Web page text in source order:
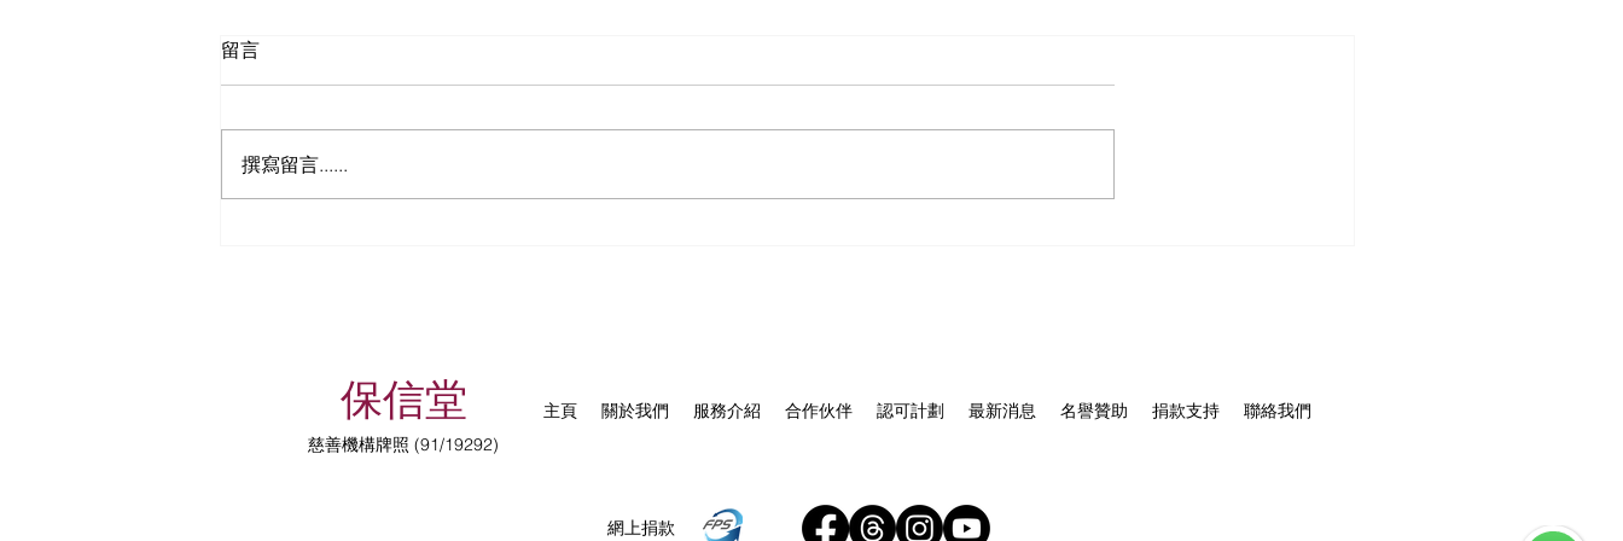
有關收費服務調整通知！
留言
撰寫留言......
保信堂
慈善機構牌照 (91/19292)
主頁 關於我們 服務介紹 合作伙伴 認可計劃 最新消息 名譽贊助 捐款支持 聯絡我們
網上捐款